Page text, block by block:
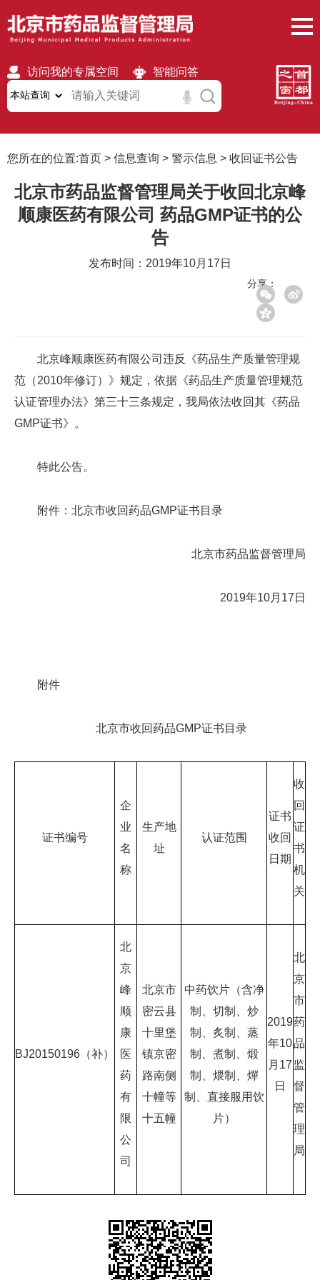
访问我的专属空间 智能问答
无障碍 繁體 移动版
您所在的位置:首页 > 信息查询 > 警示信息 > 收回证书公告
北京市药品监督管理局关于收回北京峰
顺康医药有限公司 药品GMP证书的公
告
发布时间：2019年10月17日
分享：
北京峰顺康医药有限公司违反《药品生产质量管理规
范（2010年修订）》规定，依据《药品生产质量管理规范
认证管理办法》第三十三条规定，我局依法收回其《药品
GMP证书》。
特此公告。
附件：北京市收回药品GMP证书目录
北京市药品监督管理局
2019年10月17日
附件
北京市收回药品GMP证书目录
证书编号
企
业
名
称
生产地
址
认证范围
证书
收回
日期
收
回
证
书
机
关
BJ20150196（补）
北
京
峰
顺
康
医
药
有
限
公
司
北京市
密云县
十里堡
镇京密
路南侧
十幢等
十五幢
中药饮片（含净
制、切制、炒
制、炙制、蒸
制、煮制、煅
制、煨制、燀
制、直接服用饮
片）
2019
年10
月17
日
北
京
市
药
品
监
督
管
理
局